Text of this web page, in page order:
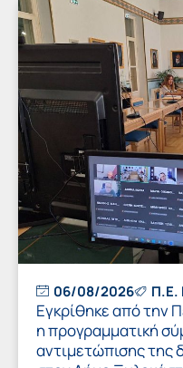
06/08/2026 Π.Ε.
Εγκρίθηκε από την
η προγραμματική
αντιμετώπισης της